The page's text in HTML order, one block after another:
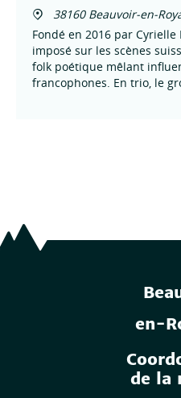
38160 Beauvoir-en-
Fondé en 2016 par
imposé sur les scènes
folk poétique mêlant
francophones. En trio, le
en-
de la